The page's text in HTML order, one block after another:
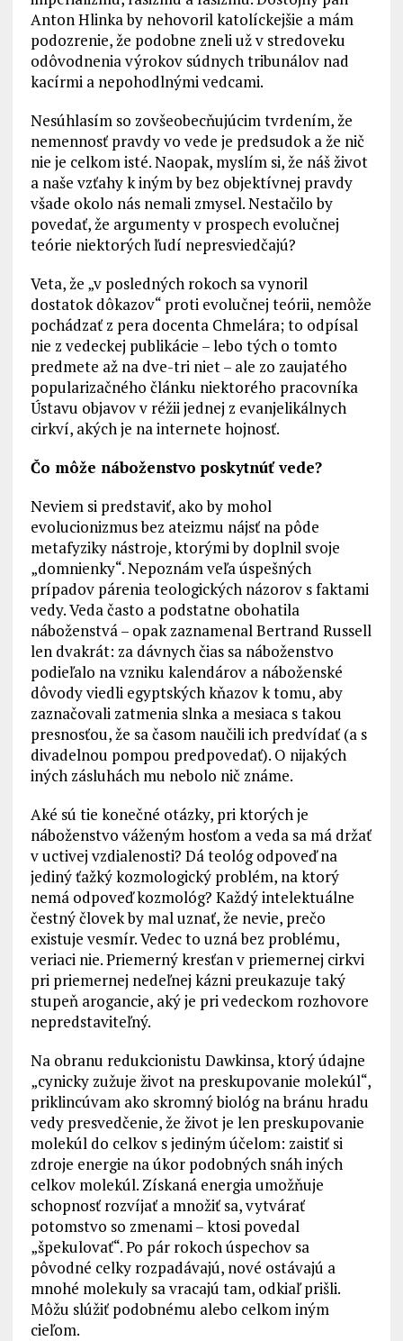
Anton Hlinka by nehovoril katolíckejšie a mám
podozrenie, že podobne zneli už v stredoveku
odôvodnenia výrokov súdnych tribunálov nad
kacírmi a nepohodlnými vedcami.
Nesúhlasím so zovšeobecňujúcim tvrdením, že
nemennosť pravdy vo vede je predsudok a že nič
nie je celkom isté. Naopak, myslím si, že náš život
a naše vzťahy k iným by bez objektívnej pravdy
všade okolo nás nemali zmysel. Nestačilo by
povedať, že argumenty v prospech evolučnej
teórie niektorých ľudí nepresviedčajú?
Veta, že „v posledných rokoch sa vynoril
dostatok dôkazov“ proti evolučnej teórii, nemôže
pochádzať z pera docenta Chmelára; to odpísal
nie z vedeckej publikácie – lebo tých o tomto
predmete až na dve-tri niet – ale zo zaujatého
popularizačného článku niektorého pracovníka
Ústavu objavov v réžii jednej z evanjelikálnych
cirkví, akých je na internete hojnosť.
Čo môže náboženstvo poskytnúť vede?
Neviem si predstaviť, ako by mohol
evolucionizmus bez ateizmu nájsť na pôde
metafyziky nástroje, ktorými by doplnil svoje
„domnienky“. Nepoznám veľa úspešných
prípadov párenia teologických názorov s faktami
vedy. Veda často a podstatne obohatila
náboženstvá – opak zaznamenal Bertrand Russell
len dvakrát: za dávnych čias sa náboženstvo
podieľalo na vzniku kalendárov a náboženské
dôvody viedli egyptských kňazov k tomu, aby
zaznačovali zatmenia slnka a mesiaca s takou
presnosťou, že sa časom naučili ich predvídať (a s
divadelnou pompou predpovedať). O nijakých
iných zásluhách mu nebolo nič známe.
Aké sú tie konečné otázky, pri ktorých je
náboženstvo váženým hosťom a veda sa má držať
v uctivej vzdialenosti? Dá teológ odpoveď na
jediný ťažký kozmologický problém, na ktorý
nemá odpoveď kozmológ? Každý intelektuálne
čestný človek by mal uznať, že nevie, prečo
existuje vesmír. Vedec to uzná bez problému,
veriaci nie. Priemerný kresťan v priemernej cirkvi
pri priemernej nedeľnej kázni preukazuje taký
stupeň arogancie, aký je pri vedeckom rozhovore
nepredstaviteľný.
Na obranu redukcionistu Dawkinsa, ktorý údajne
„cynicky zužuje život na preskupovanie molekúl“,
priklincúvam ako skromný biológ na bránu hradu
vedy presvedčenie, že život je len preskupovanie
molekúl do celkov s jediným účelom: zaistiť si
zdroje energie na úkor podobných snáh iných
celkov molekúl. Získaná energia umožňuje
schopnosť rozvíjať a množiť sa, vytvárať
potomstvo so zmenami – ktosi povedal
„špekulovať“. Po pár rokoch úspechov sa
pôvodné celky rozpadávajú, nové ostávajú a
mnohé molekuly sa vracajú tam, odkiaľ prišli.
Môžu slúžiť podobnému alebo celkom iným
cieľom.